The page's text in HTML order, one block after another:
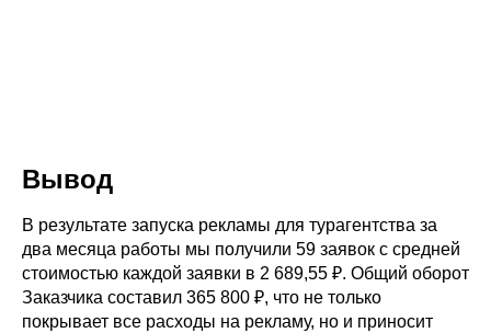
Вывод
В результате запуска рекламы для турагентства за
два месяца работы мы получили 59 заявок с средней
стоимостью каждой заявки в 2 689,55 ₽. Общий оборот
Заказчика составил 365 800 ₽, что не только
покрывает все расходы на рекламу, но и приносит